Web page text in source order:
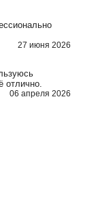
27 июня 2026
отлично.
06 апреля 2026